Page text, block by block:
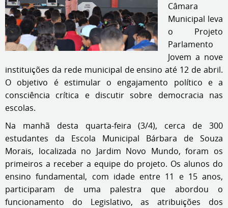
Câmara
Municipal leva
o Projeto
Parlamento
Jovem a nove
instituições da rede municipal de ensino até 12 de abril.
O objetivo é estimular o engajamento político e a
consciência crítica e discutir sobre democracia nas
escolas.
Na manhã desta quarta-feira (3/4), cerca de 300
estudantes da Escola Municipal Bárbara de Souza
Morais, localizada no Jardim Novo Mundo, foram os
primeiros a receber a equipe do projeto. Os alunos do
ensino fundamental, com idade entre 11 e 15 anos,
participaram de uma palestra que abordou o
funcionamento do Legislativo, as atribuições dos